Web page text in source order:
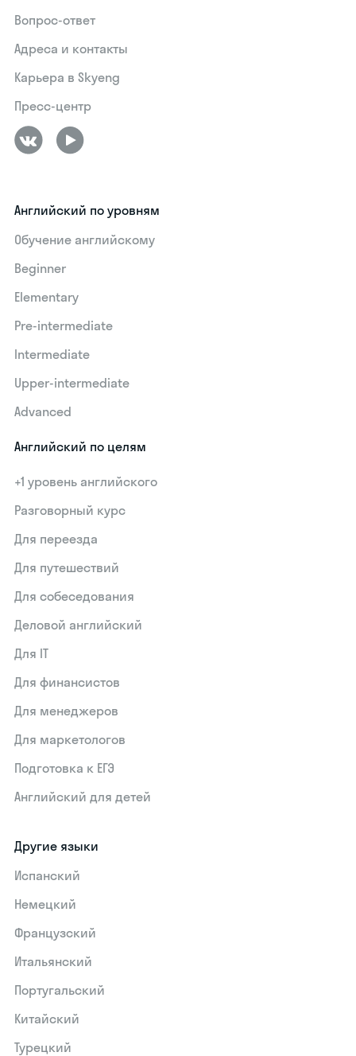
Вопрос-ответ
Адреса и контакты
Карьера в Skyeng
Пресс-центр
Английский по уровням
Обучение английскому
Beginner
Elementary
Pre-intermediate
Intermediate
Upper-intermediate
Advanced
Английский по целям
+1 уровень английского
Разговорный курс
Для переезда
Для путешествий
Для собеседования
Деловой английский
Для IT
Для финансистов
Для менеджеров
Для маркетологов
Подготовка к ЕГЭ
Английский для детей
Другие языки
Испанский
Немецкий
Французский
Итальянский
Португальский
Китайский
Турецкий